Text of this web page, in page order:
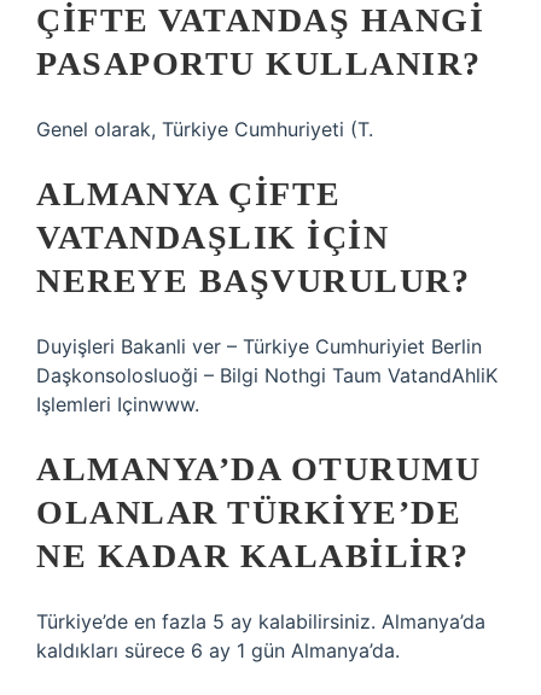
ÇIFTE VATANDAŞ HANGI
PASAPORTU KULLANIR?
Genel olarak, Türkiye Cumhuriyeti (T.
ALMANYA ÇIFTE
VATANDAŞLIK IÇIN
NEREYE BAŞVURULUR?
Duyişleri Bakanli ver – Türkiye Cumhuriyiet Berlin
Daşkonsolosluoği – Bilgi Nothgi Taum VatandAhliK
Işlemleri Içinwww.
ALMANYA’DA OTURUMU
OLANLAR TÜRKIYE’DE
NE KADAR KALABILIR?
Türkiye’de en fazla 5 ay kalabilirsiniz. Almanya’da
kaldıkları sürece 6 ay 1 gün Almanya’da.